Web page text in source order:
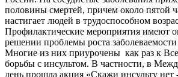
половины смертей, причем около пятой
настигает людей в трудоспособном
Профилактические мероприятия имеют
решении проблемы роста
Многие из них приурочены как раз к
борьбы с инсультом. В частности, в
день прошла акция «Скажи инсульту нет